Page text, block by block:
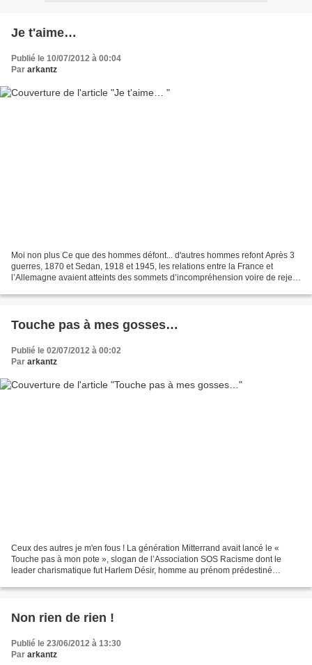
Je t'aime…
Publié le 10/07/2012 à 00:04
Par arkantz
Moi non plus Ce que des hommes défont... d'autres hommes refont Après 3
guerres, 1870 et Sedan, 1918 et 1945, les relations entre la France et
l’Allemagne avaient atteints des sommets d’incompréhension voire de rejet
Touche pas à mes gosses…
Publié le 02/07/2012 à 00:02
Par arkantz
Ceux des autres je m'en fous ! La génération Mitterrand avait lancé le «
Touche pas à mon pote », slogan de l’Association SOS Racisme dont le
leader charismatique fut Harlem Désir, homme au prénom prédestiné
Non rien de rien !
Publié le 23/06/2012 à 13:30
Par arkantz